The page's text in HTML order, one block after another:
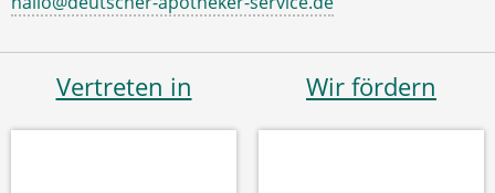
Vertreten in Wir fördern